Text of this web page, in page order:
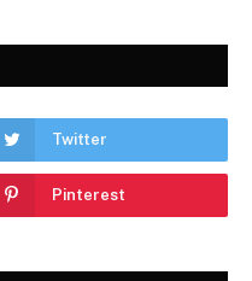
Twitter
Pinterest